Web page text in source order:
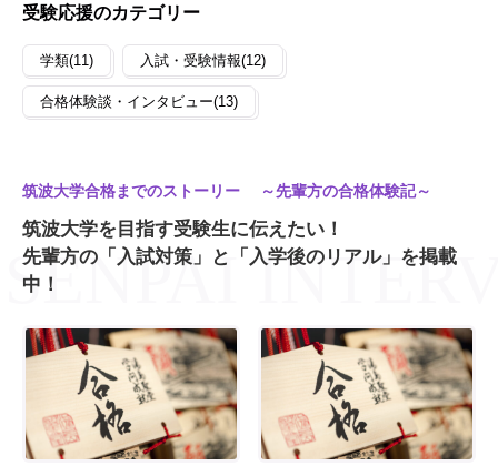
受験応援のカテゴリー
学類(11) 入試・受験情報(12)
合格体験談・インタビュー(13)
筑波大学合格までのストーリー ～先輩方の合格体験記～
筑波大学を目指す受験生に伝えたい！
先輩方の「入試対策」と「入学後のリアル」を掲載
中！